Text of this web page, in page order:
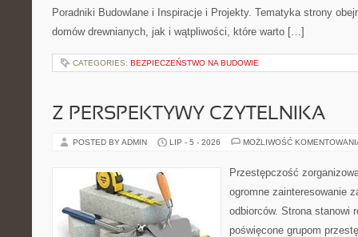
Poradniki Budowlane i Inspiracje i Projekty. Tematyka strony
domów drewnianych, jak i wątpliwości, które warto […]
CATEGORIES: BEZPIECZEŃSTWO NA BUDOWIE
Z PERSPEKTYWY CZYTELNIKA
POSTED BY ADMIN LIP - 5 - 2026 MOŻLIWOŚĆ
Przestępczość
ogromne zainteresowanie
odbiorców. Strona stanowi
poświęcone grupom